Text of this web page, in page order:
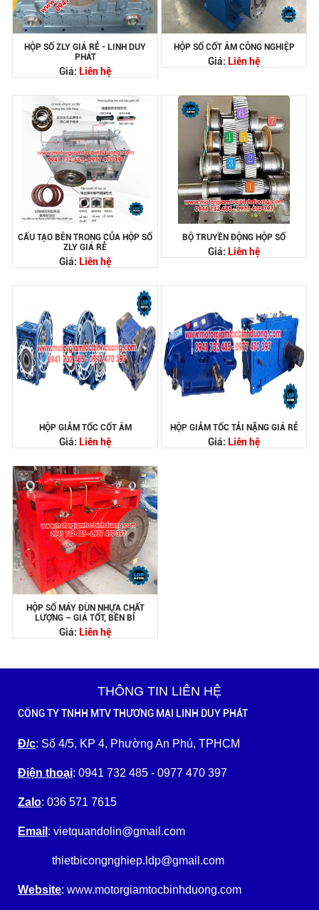
HỘP SỐ ZLY GIÁ RẺ - LINH DUY
PHÁT
Giá: Liên hệ
HỘP SỐ CỐT ÂM CÔNG NGHIỆP
Giá: Liên hệ
CẤU TẠO BÊN TRONG CỦA HỘP SỐ
ZLY GIÁ RẺ
Giá: Liên hệ
BỘ TRUYỀN ĐỘNG HỘP SỐ
Giá: Liên hệ
HỘP GIẢM TỐC CỐT ÂM
Giá: Liên hệ
HỘP GIẢM TỐC TẢI NẶNG GIÁ RẺ
Giá: Liên hệ
HỘP SỐ MÁY ĐÙN NHỰA CHẤT
LƯỢNG – GIÁ TỐT, BỀN BỈ
Giá: Liên hệ
THÔNG TIN LIÊN HỆ
CÔNG TY TNHH MTV THƯƠNG MẠI LINH DUY PHÁT
Đ/c: Số 4/5, KP 4, Phường An Phú, TPHCM
Điện thoại: 0941 732 485 - 0977 470 397
Zalo: 036 571 7615
Email : vietquandolin@gmail.com
thietbicongnghiep.ldp@gmail.com
Website: www.motorgiamtocbinhduong.com